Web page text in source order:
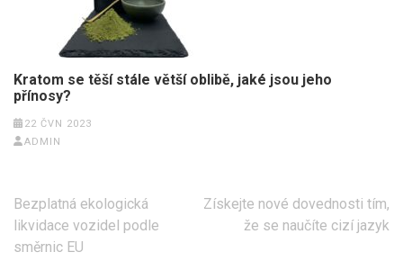
Kratom se těší stále větší oblibě, jaké jsou jeho
přínosy?
22 ČVN 2023
ADMIN
Navigace
pro
příspěvek
Bezplatná ekologická
likvidace vozidel podle
směrnic EU
Získejte nové dovednosti tím,
že se naučíte cizí jazyk